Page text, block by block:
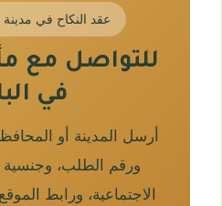
عقد النكاح في مدينة
للتواصل مع
في
أرسل المدينة أو
ورقم الطلب، وجنسية
الاجتماعية، ورابط